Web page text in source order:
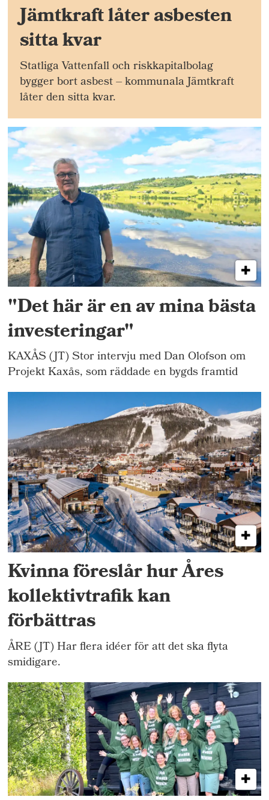
Jämtkraft låter asbesten
sitta kvar
Statliga Vattenfall och riskkapitalbolag
bygger bort asbest – kommunala Jämtkraft
låter den sitta kvar.
"Det här är en av mina bästa
investeringar"
KAXÅS (JT) Stor intervju med Dan Olofson om
Projekt Kaxås, som räddade en bygds framtid
Kvinna föreslår hur Åres
kollektivtrafik kan
förbättras
ÅRE (JT) Har flera idéer för att det ska flyta
smidigare.